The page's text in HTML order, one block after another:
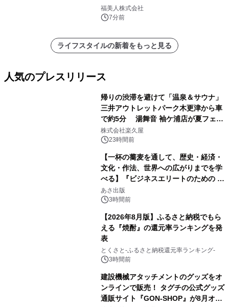
福美人株式会社
7分前
ライフスタイルの新着をもっと見る
人気のプレスリリース
帰りの渋滞を避けて「温泉＆サウナ」
三井アウトレットパーク木更津から車
で約5分 湯舞音 袖ケ浦店が夏フェア
メニューを提供
株式会社楽久屋
23時間前
【一杯の蕎麦を通して、歴史・経済・
文化・作法、世界への広がりまでを学
べる】『ビジネスエリートのための 教
養としての蕎麦』2026年8月25日
（火）発売
あさ出版
3時間前
【2026年8月版】ふるさと納税でもら
える『焼酎』の還元率ランキングを発
表
とくさと-ふるさと納税還元率ランキング-
3時間前
建設機械アタッチメントのグッズをオ
ンラインで販売！ タグチの公式グッズ
通販サイト『GON-SHOP』が8月オー